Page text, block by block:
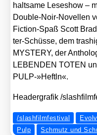
halt­sa­me Lese­show –
Dou­ble-Noir-Novel­len
Fic­tion-Spaß Scott
ter-Schüs­se, dem
MYSTERY, der
LEBENDEN TOTEN
PULP-»Heftln«.
Hea­der­gra­fik /​
/slashfilmfestival
Pulp
Schmutz und